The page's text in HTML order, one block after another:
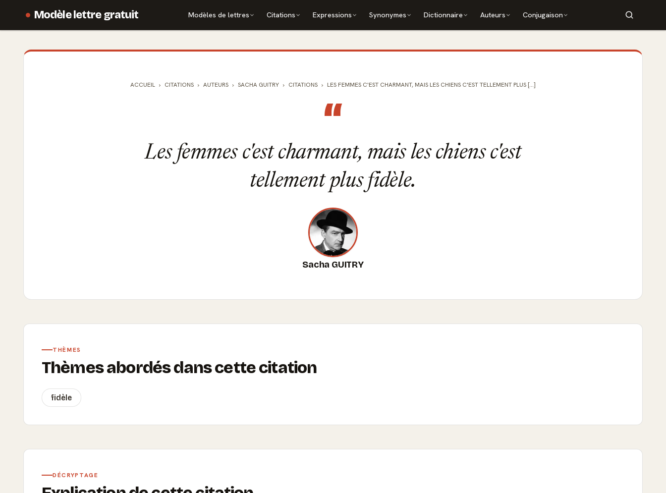
Modèle lettre gratuit Modèles de lettres Citations Expressions Synonymes Dictionnaire Auteurs Conjugaison
ACCUEIL CITATIONS AUTEURS SACHA GUITRY CITATIONS LES FEMMES C'EST CHARMANT, MAIS LES CHIENS C'EST TELLEMENT PLUS [...]
“
Les femmes c'est charmant, mais les chiens c'est
tellement plus fidèle.
Sacha GUITRY
THÈMES
Thèmes abordés dans cette citation
fidèle
DÉCRYPTAGE